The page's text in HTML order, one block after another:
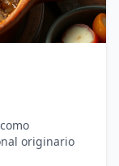
originario